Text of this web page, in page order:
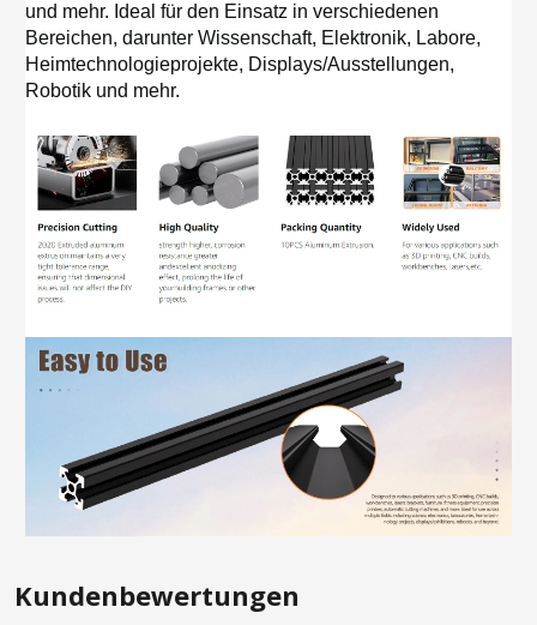
und mehr. Ideal für den Einsatz in verschiedenen
Bereichen, darunter Wissenschaft, Elektronik, Labore,
Heimtechnologieprojekte, Displays/Ausstellungen,
Robotik und mehr.
Kundenbewertungen